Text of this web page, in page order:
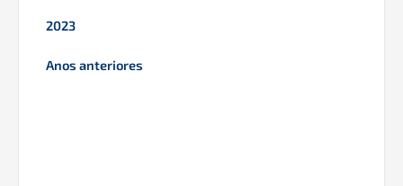
2023
Anos anteriores